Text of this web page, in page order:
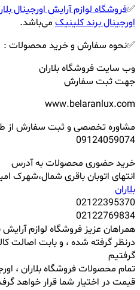
✅فروشگاه لوازم آرایش اورجینال
اورجینال برند کلینیک می‌باشد.
✅نحوه سفارش و خرید محصولات :
وب سایت فروشگاه بلاران
جهت ثبت سفارش
www.belaranlux.com
مشاوره تخصصی و ثبت سفارش از
09124059074
خرید حضوری محصولات به آدرس
انتهای اتوبان باقری شمال،شهرک
بلاران
02122395370
02122769834
همراهان عزیز فروشگاه لوازم
درنظر گرفته شده ، و بابت اصالت
گرفتیم
تمام محصولات فروشگاه بلاران ،
قیمت در اختیار شما قرار خواهد